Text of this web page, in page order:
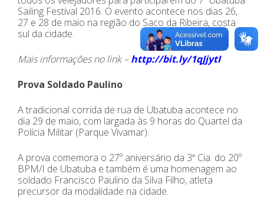
Sailing Festival 2016. O evento acontece nos dias 26,
27 e 28 de maio na região do Saco da Ribeira, costa
sul da cidade.
Mais informações no link –http://bit.ly/1qJjytI
Prova Soldado Paulino
A tradicional corrida de rua de Ubatuba acontece no
dia 29 de maio, com largada às 9 horas do Quartel da
Polícia Militar (Parque Vivamar).
A prova comemora o 27º aniversário da 3ª Cia. do 20º
BPM/I de Ubatuba e também é uma homenagem ao
soldado Francisco Paulino da Silva Filho, atleta
precursor da modalidade na cidade.